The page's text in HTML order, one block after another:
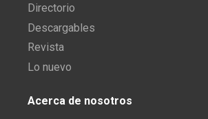
Directorio
Descargables
Revista
Lo nuevo
Acerca de nosotros